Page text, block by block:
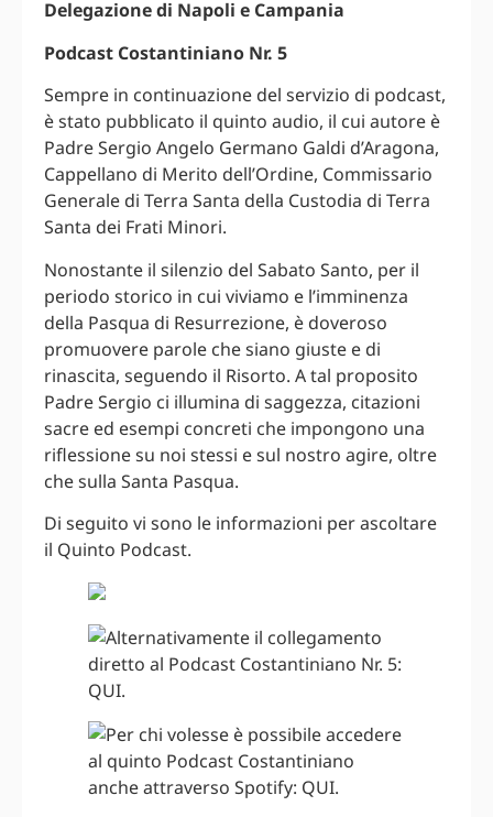
Delegazione di Napoli e Campania
Podcast Costantiniano Nr. 5
Sempre in continuazione del servizio di podcast,
è stato pubblicato il quinto audio, il cui autore è
Padre Sergio Angelo Germano Galdi d’Aragona,
Cappellano di Merito dell’Ordine, Commissario
Generale di Terra Santa della Custodia di Terra
Santa dei Frati Minori.
Nonostante il silenzio del Sabato Santo, per il
periodo storico in cui viviamo e l’imminenza
della Pasqua di Resurrezione, è doveroso
promuovere parole che siano giuste e di
rinascita, seguendo il Risorto. A tal proposito
Padre Sergio ci illumina di saggezza, citazioni
sacre ed esempi concreti che impongono una
riflessione su noi stessi e sul nostro agire, oltre
che sulla Santa Pasqua.
Di seguito vi sono le informazioni per ascoltare
il Quinto Podcast.